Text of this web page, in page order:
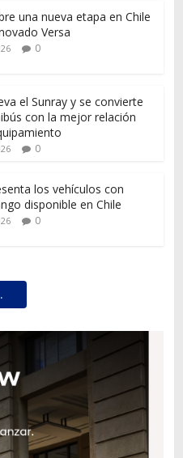
una nueva etapa en Chile
Versa
0
el Sunray y se convierte
con la mejor relación
0
los vehículos con
disponible en Chile
0